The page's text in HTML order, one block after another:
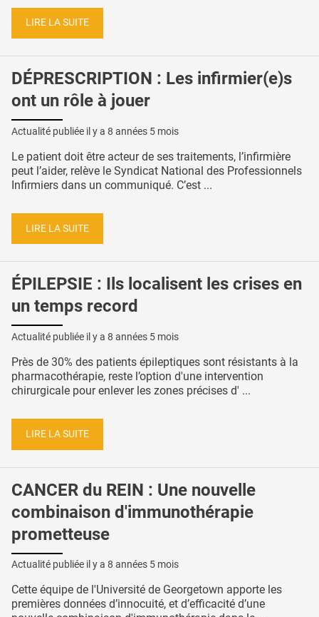
LIRE LA SUITE
DÉPRESCRIPTION : Les infirmier(e)s
ont un rôle à jouer
Actualité publiée il y a 8 années 5 mois
Le patient doit être acteur de ses traitements, l’infirmière
peut l’aider, relève le Syndicat National des Professionnels
Infirmiers dans un communiqué. C’est ...
LIRE LA SUITE
ÉPILEPSIE : Ils localisent les crises en
un temps record
Actualité publiée il y a 8 années 5 mois
Près de 30% des patients épileptiques sont résistants à la
pharmacothérapie, reste l’option d'une intervention
chirurgicale pour enlever les zones précises d' ...
LIRE LA SUITE
CANCER du REIN : Une nouvelle
combinaison d'immunothérapie
prometteuse
Actualité publiée il y a 8 années 5 mois
Cette équipe de l'Université de Georgetown apporte les
premières données d’innocuité, et d’efficacité d’une